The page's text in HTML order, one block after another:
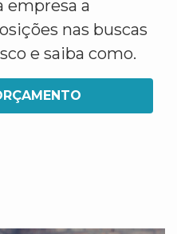
empresa a
nas buscas
e saiba como.